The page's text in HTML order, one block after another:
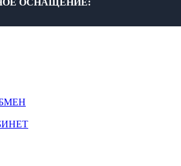
ДСП влагостойкая
ОСНАЩЕНИЕ: